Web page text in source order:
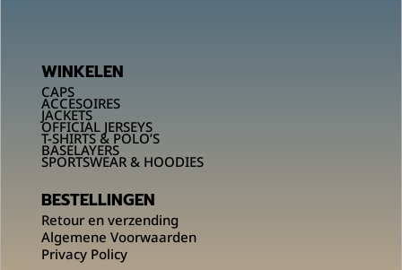
WINKELEN
CAPS
ACCESOIRES
JACKETS
OFFICIAL JERSEYS
T-SHIRTS & POLO’S
BASELAYERS
SPORTSWEAR & HOODIES
BESTELLINGEN
Retour en verzending
Algemene Voorwaarden
Privacy Policy